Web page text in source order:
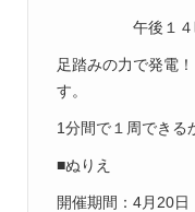
午後１４時～
足踏みの力で発電
す。
1分間で１周できる
■ぬりえ
開催期間：4月20日